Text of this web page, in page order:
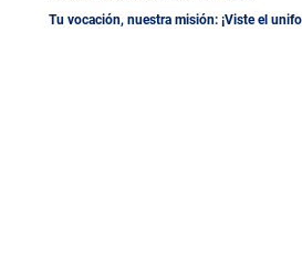
Tu vocación, nuestra misión: ¡Viste el